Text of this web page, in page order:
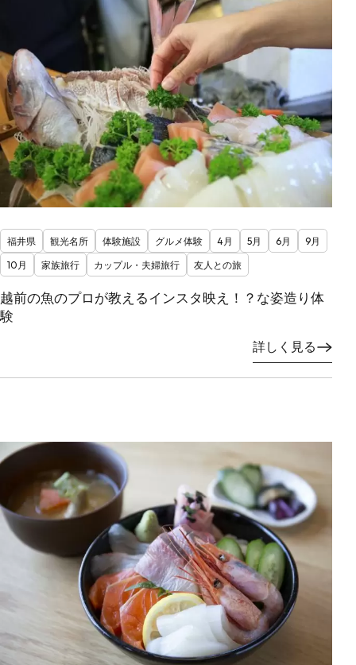
福井県 観光名所 体験施設 グルメ体験 4月 5月 6月
9月
10月
家族旅行 カップル・夫婦旅行 友人との旅
越前の魚のプロが教えるインスタ映え！？な姿造り体
験
詳しく見る